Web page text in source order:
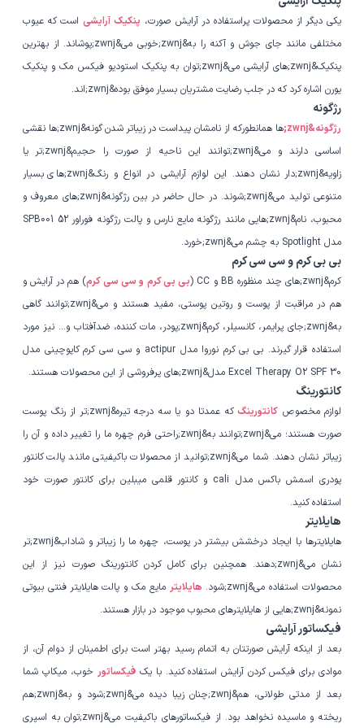
یکی دیگر از محصولات پراستفاده در آرایش صورت، پنکیک آرایشیاست که عیوب
مختلفی مانند جای جوش و آکنه را به&zwnj;خوبی می&zwnj;پوشاند. از بهترین
پنکیک&zwnj;های آرایشی می&zwnj;توان به پنکیک استودیو فیکس مک و پنکیک
یورن اشاره کرد که در جلب رضایت مشتریان بسیار موفق بوده&zwnj;اند.
رژگونه
رژگونه&zwnj;
ها همانطورکه از نامشان پیداست در زیباتر شدن گونه&zwnj;ها نقشی
اساسی دارند و می&zwnj;توانند این ناحیه از صورت را حجیم&zwnj;تر یا
زاویه&zwnj;دار نشان دهند. این لوازم آرایشی در انواع و رنگ&zwnj;های بسیار
متنوعی تولید می&zwnj;شوند. در حال حاضر در بین رژگونه&zwnj;های معروف و
محبوب، نام&zwnj;هایی مانند رژگونه مایع نارس و پالت رژگونه فوراور 52 SPB001
مدل Spotlight به چشم می&zwnj;خورد.
بی بی کرم و سی سی کرم
کرم&zwnj;های چند منظوره BB و CC ( بی بی کرم و سی سی کرم) هم در آرایش و
هم در مراقبت از پوست و روتین پوستی، مفید هستند و می&zwnj;توانند گاهی
به&zwnj;جای پرایمر، کانسیلر، کرم&zwnj;پودر، مات کننده، ضدآفتاب و... نیز مورد
استفاده قرار گیرند. بی بی کرم نوروا مدل actipur و سی سی کرم کاپوچینی مدل
Excel Therapy O2 SPF 30 مدل&zwnj;های پرفروشی از این محصولات هستند.
کانتورینگ
لوازم مخصوص کانتورینگ
که عمدتا دو یا سه درجه تیره&zwnj;تر از رنگ پوست
صورت هستند؛ می&zwnj;توانند به&zwnj;راحتی فرم چهره ما را تغییر داده و آن را
زیباتر نشان دهند. شما می&zwnj;توانید از محصولات باکیفیتی مانند پالت کانتور
پودری اسمش باکس مدل cali و کانتور قلمی میبلین برای کانتور صورت خود
استفاده کنید.
هایلایتر
هایلایترها با ایجاد درخشش بیشتر در پوست، چهره ما را زیباتر و شاداب&zwnj;تر
نشان می&zwnj;دهند. همچنین برای کامل کردن کانتورینگ صورت نیز از این
محصولات استفاده می&zwnj;شود.
هایلایتر مایع مک و پالت هایلایتر فنتی بیوتی
نمونه&zwnj;هایی از هایلایترهای محبوب موجود در بازار هستند.
فیکساتور آرایشی
بعد از اینکه آرایش صورتتان به اتمام رسید بهتر است برای اطمینان از دوام آن، از
موادی برای فیکس کردن آرایش استفاده کنید. با یکفیکساتور خوب، میکاپ شما
بعد از مدتی طولانی، هم&zwnj;چنان زیبا دیده می&zwnj;شود و به&zwnj;هم
ریخته و ماسیده نخواهد بود. از فیکساتورهای باکیفیت می&zwnj;توان به اسپری